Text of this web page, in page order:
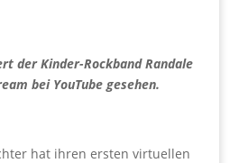
der Kinder-Rockband Randale
bei YouTube gesehen.
hat ihren ersten virtuellen